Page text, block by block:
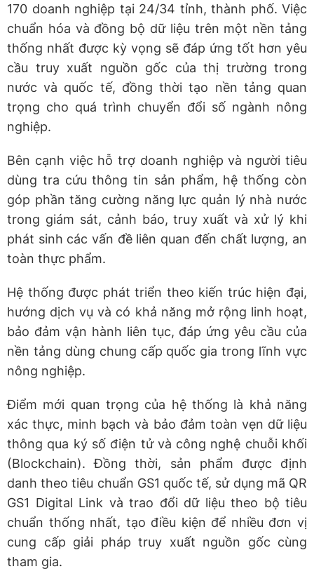
170 doanh nghiệp tại 24/34 tỉnh, thành phố. Việc
chuẩn hóa và đồng bộ dữ liệu trên một nền tảng
thống nhất được kỳ vọng sẽ đáp ứng tốt hơn yêu
cầu truy xuất nguồn gốc của thị trường trong
nước và quốc tế, đồng thời tạo nền tảng quan
trọng cho quá trình chuyển đổi số ngành nông
nghiệp.
Bên cạnh việc hỗ trợ doanh nghiệp và người tiêu
dùng tra cứu thông tin sản phẩm, hệ thống còn
góp phần tăng cường năng lực quản lý nhà nước
trong giám sát, cảnh báo, truy xuất và xử lý khi
phát sinh các vấn đề liên quan đến chất lượng, an
toàn thực phẩm.
Hệ thống được phát triển theo kiến trúc hiện đại,
hướng dịch vụ và có khả năng mở rộng linh hoạt,
bảo đảm vận hành liên tục, đáp ứng yêu cầu của
nền tảng dùng chung cấp quốc gia trong lĩnh vực
nông nghiệp.
Điểm mới quan trọng của hệ thống là khả năng
xác thực, minh bạch và bảo đảm toàn vẹn dữ liệu
thông qua ký số điện tử và công nghệ chuỗi khối
(Blockchain). Đồng thời, sản phẩm được định
danh theo tiêu chuẩn GS1 quốc tế, sử dụng mã QR
GS1 Digital Link và trao đổi dữ liệu theo bộ tiêu
chuẩn thống nhất, tạo điều kiện để nhiều đơn vị
cung cấp giải pháp truy xuất nguồn gốc cùng
tham gia.